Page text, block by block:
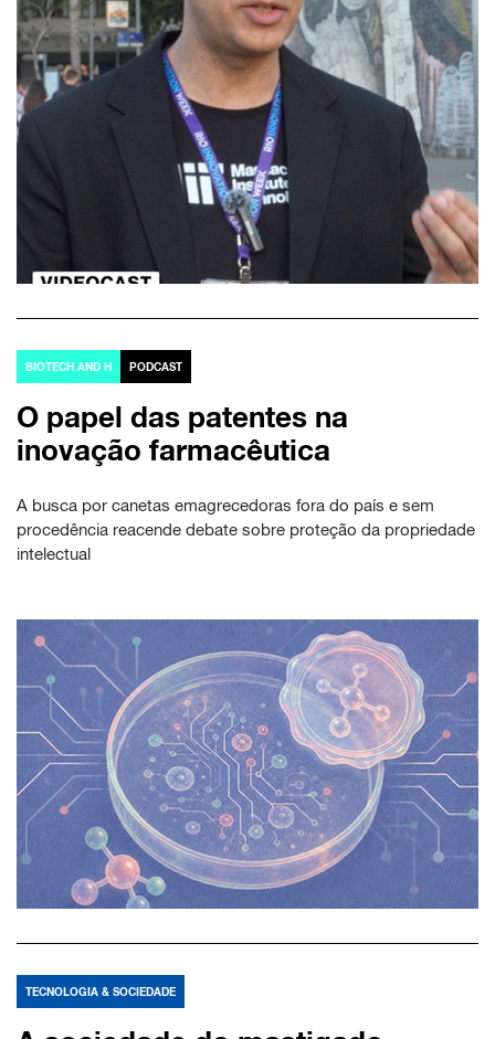
BIOTECH AND H PODCAST
O papel das patentes na
inovação farmacêutica
A busca por canetas emagrecedoras fora do país e sem
procedência reacende debate sobre proteção da propriedade
intelectual
TECNOLOGIA & SOCIEDADE